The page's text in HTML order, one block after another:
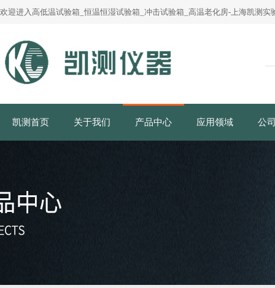
欢迎进入高低温试验箱_恒温恒湿试验箱_冲击试验箱_高温老化房-上海凯测实
凯测首页 关于我们 产品中心 应用领域 公